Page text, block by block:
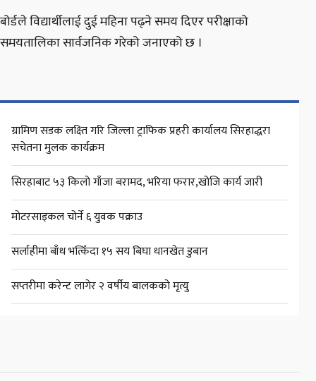
बोर्डले विद्यार्थीलाई दुई महिना पढ्ने समय दिएर परीक्षाको
समयतालिका सार्वजनिक गरेको जनाएको छ ।
ग्रामिण सडक लक्ष्ति गरि जिल्ला ट्राफिक प्रहरी कार्यालय सिरहाद्धरा
सचेतना मुलक कार्यक्रम
सिरहाबाट ५३ किलो गाँजा बरामद, भरिया फरार,खोजि कार्य जारी
मोटरसाइकल चोर्ने ६ युवक पक्राउ
सर्लाहीमा बाँध भत्किँदा १५ सय बिघा धानखेत डुबान
सप्तरीमा करेन्ट लागेर २ वर्षीय बालकको मृत्यु